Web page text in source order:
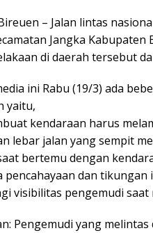
– Jalan lintas
Jangka
di daerah tersebut
ini Rabu (19/3) ada
yaitu,
kendaraan harus
lebar jalan yang sempit
bertemu dengan
pencahayaan dan
visibilitas pengemudi saat
Pengemudi yang